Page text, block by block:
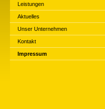
Leistungen
Aktuelles
Unser Unternehmen
Kontakt
Impressum